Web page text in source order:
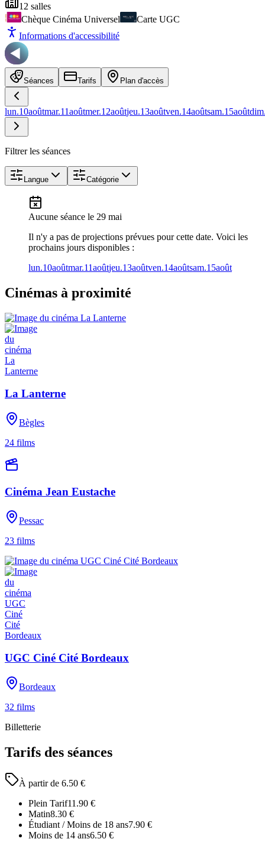
12 salles
Chèque Cinéma Universel
Carte UGC
Informations d'accessibilité
Séances Tarifs Plan d'accès
lun.10aoûtmar.11aoûtmer.12aoûtjeu.13aoûtven.14aoûtsam.15août
Filtrer les séances
Langue Catégorie
Aucune séance le 29 mai
Il n'y a pas de projections prévues pour cette date. Voici les
prochains jours disponibles :
lun.10aoûtmar.11aoûtjeu.13aoûtven.14aoûtsam.15août
Cinémas à proximité
La Lanterne
Bègles
24 films
Cinéma Jean Eustache
Pessac
23 films
UGC Ciné Cité Bordeaux
Bordeaux
32 films
Billetterie
Tarifs des séances
À partir de 6.50 €
Plein Tarif11.90 €
Matin8.30 €
Étudiant / Moins de 18 ans7.90 €
Moins de 14 ans6.50 €